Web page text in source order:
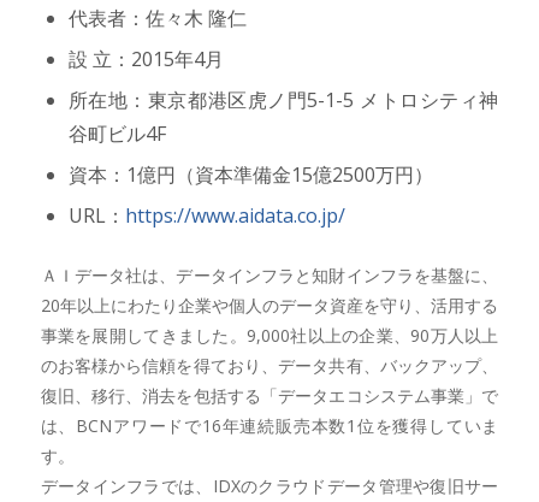
代表者：佐々木 隆仁
設 立：2015年4月
所在地：東京都港区虎ノ門5-1-5 メトロシティ神
谷町ビル4F
資本：1億円（資本準備金15億2500万円）
URL： https://www.aidata.co.jp/
ＡＩデータ社は、データインフラと知財インフラを基盤に、
20年以上にわたり企業や個人のデータ資産を守り、活用する
事業を展開してきました。9,000社以上の企業、90万人以上
のお客様から信頼を得ており、データ共有、バックアップ、
復旧、移行、消去を包括する「データエコシステム事業」で
は、BCNアワードで16年連続販売本数1位を獲得していま
す。
データインフラでは、IDXのクラウドデータ管理や復旧サー